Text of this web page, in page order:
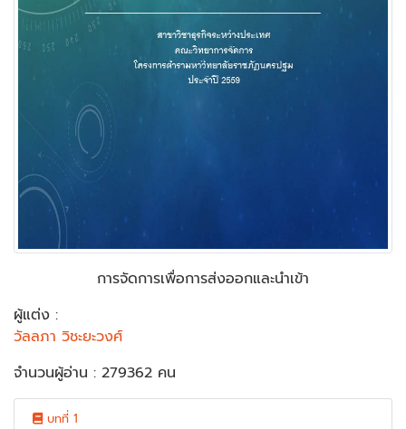
การจัดการเพื่อการส่งออกและนำเข้า
ผู้แต่ง :
วัลลภา วิชะยะวงศ์
จำนวนผู้อ่าน : 279362 คน
บทที่ 1